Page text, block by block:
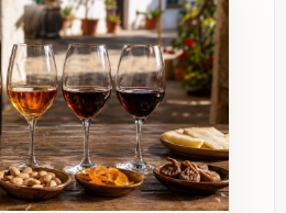
Klima, das den
Reife und elegante
hat.
und Vorteile
Ideal für